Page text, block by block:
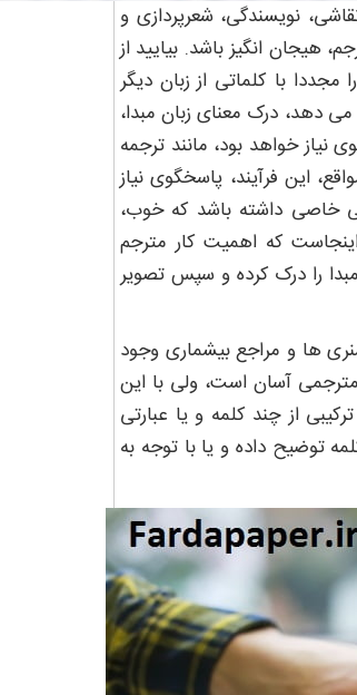
نویسندگی، شعرپردازی و
هیجان انگیز باشد. بیایید از
با کلماتی از زبان دیگر
دهد، درک معنای زبان مبدا،
خواهد بود، مانند ترجمه
این فرآیند، پاسخگوی نیاز
خاصی داشته باشد که خوب،
که اهمیت کار مترجم
را درک کرده و سپس تصویر
ها و مراجع بیشماری وجود
آسان است، ولی با این
از چند کلمه و یا عبارتی
توضیح داده و یا با توجه به